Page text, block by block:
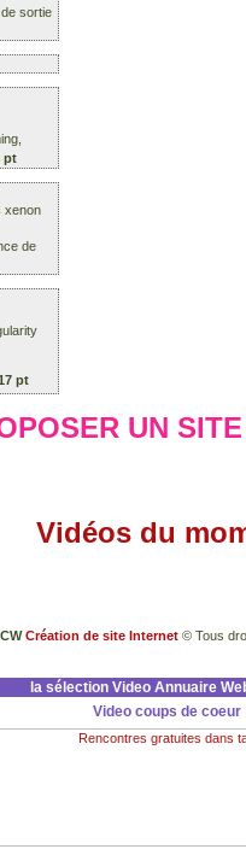
sortie
pt
xenon
de
pt
UN
Vidéos du
Création de site Internet © Tous
la sélection Video Annuaire
Video coups de coeur